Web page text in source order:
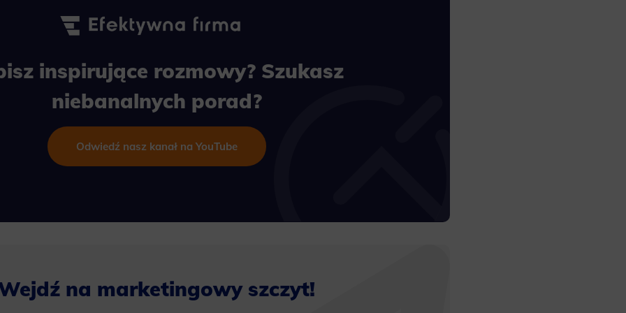
inspirujące rozmowy? Szukasz
niebanalnych porad?
Odwiedź nasz kanał na YouTube
na marketingowy szczyt!